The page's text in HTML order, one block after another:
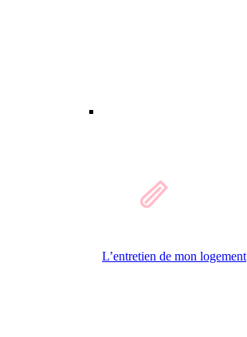
L’entretien de mon logement